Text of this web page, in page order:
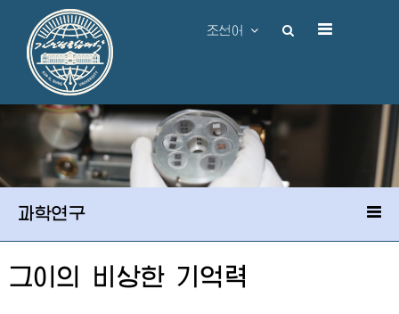
조선어
과학연구
그이의 비상한 기억력